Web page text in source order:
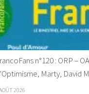
n°120 : ORP –
Marty, David
2026